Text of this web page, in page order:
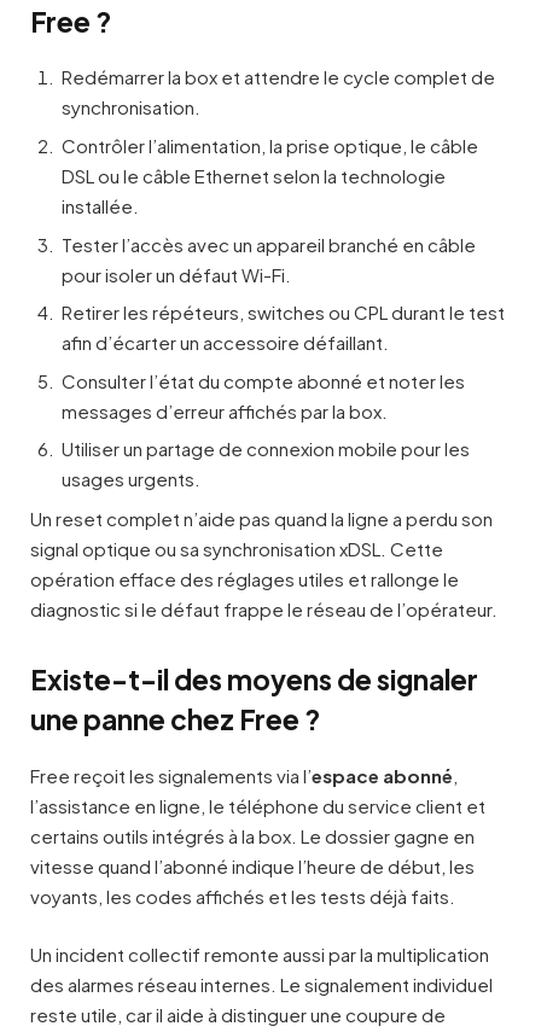
Free ?
Redémarrer la box et attendre le cycle complet de
synchronisation.
Contrôler l’alimentation, la prise optique, le câble
DSL ou le câble Ethernet selon la technologie
installée.
Tester l’accès avec un appareil branché en câble
pour isoler un défaut Wi-Fi.
Retirer les répéteurs, switches ou CPL durant le test
afin d’écarter un accessoire défaillant.
Consulter l’état du compte abonné et noter les
messages d’erreur affichés par la box.
Utiliser un partage de connexion mobile pour les
usages urgents.
Un reset complet n’aide pas quand la ligne a perdu son
signal optique ou sa synchronisation xDSL. Cette
opération efface des réglages utiles et rallonge le
diagnostic si le défaut frappe le réseau de l’opérateur.
Existe-t-il des moyens de signaler
une panne chez Free ?
Free reçoit les signalements via l’espace abonné
l’assistance en ligne, le téléphone du service client et
certains outils intégrés à la box. Le dossier gagne en
vitesse quand l’abonné indique l’heure de début, les
voyants, les codes affichés et les tests déjà faits.
Un incident collectif remonte aussi par la multiplication
des alarmes réseau internes. Le signalement individuel
reste utile, car il aide à distinguer une coupure de